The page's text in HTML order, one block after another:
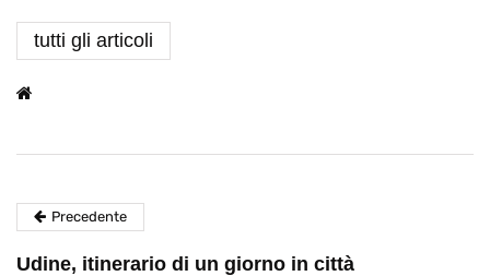
tutti gli articoli
Precedente
Udine, itinerario di un giorno in città